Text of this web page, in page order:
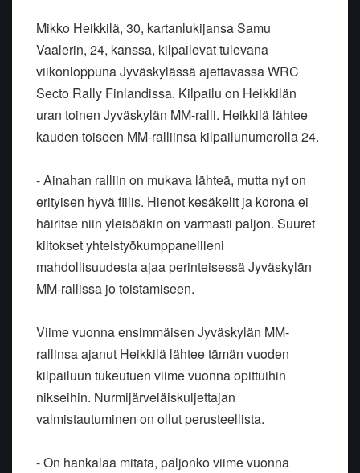
Mikko Heikkilä, 30, kartanlukijansa Samu
Vaalerin, 24, kanssa, kilpailevat tulevana
viikonloppuna Jyväskylässä ajettavassa WRC
Secto Rally Finlandissa. Kilpailu on Heikkilän
uran toinen Jyväskylän MM-ralli. Heikkilä lähtee
kauden toiseen MM-ralliinsa kilpailunumerolla 24.
- Ainahan ralliin on mukava lähteä, mutta nyt on
erityisen hyvä fiilis. Hienot kesäkelit ja korona ei
häiritse niin yleisöäkin on varmasti paljon. Suuret
kiitokset yhteistyökumppaneilleni
mahdollisuudesta ajaa perinteisessä Jyväskylän
MM-rallissa jo toistamiseen.
Viime vuonna ensimmäisen Jyväskylän MM-
rallinsa ajanut Heikkilä lähtee tämän vuoden
kilpailuun tukeutuen viime vuonna opittuihin
nikseihin. Nurmijärveläiskuljettajan
valmistautuminen on ollut perusteellista.
- On hankalaa mitata, paljonko viime vuonna